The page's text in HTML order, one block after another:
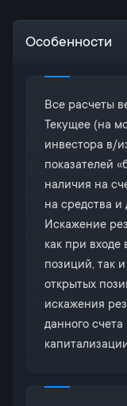
Особенности
Все расчеты
Текущее (на
инвестора в/
показателей
наличия на
на средства и
Искажение
как при
позиций, так
открытых
искажения
данного